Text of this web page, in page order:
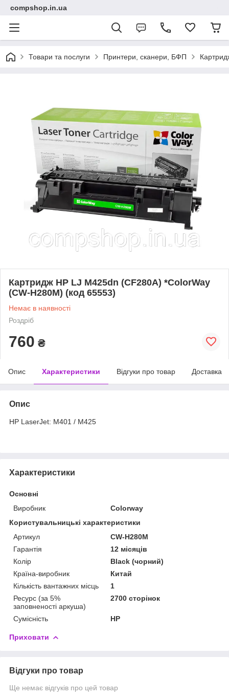
compshop.in.ua
Товари та послуги Принтери, сканери, БФП
Картридж HP LJ M425dn (CF280A) *ColorWay
(CW-H280M) (код 65553)
Немає в наявності
Роздріб
760 ₴
Опис Характеристики Відгуки про товар Доставка
Опис
НР LaserJet: M401 / M425
Характеристики
Основні
Виробник
Colorway
Користувальницькі характеристики
Артикул
CW-H280M
Гарантія
12 місяців
Колір
Black (чорний)
Країна-виробник
Китай
Кількість вантажних місць
1
Ресурс (за 5%
заповненості аркуша)
2700 сторінок
Сумісність HP
Приховати
Відгуки про товар
Ще немає відгуків про цей товар